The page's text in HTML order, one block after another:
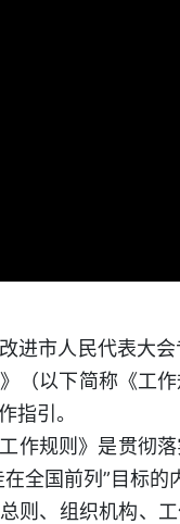
进市人民代表大
（以下简称《工
指引。
作规则》是贯彻
全国前列”目标的
总则、组织机构、